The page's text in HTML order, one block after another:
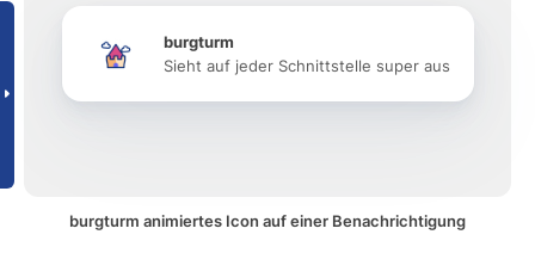
burgturm
Sieht auf jeder Schnittstelle super aus
burgturm animiertes Icon auf einer Benachrichtigung